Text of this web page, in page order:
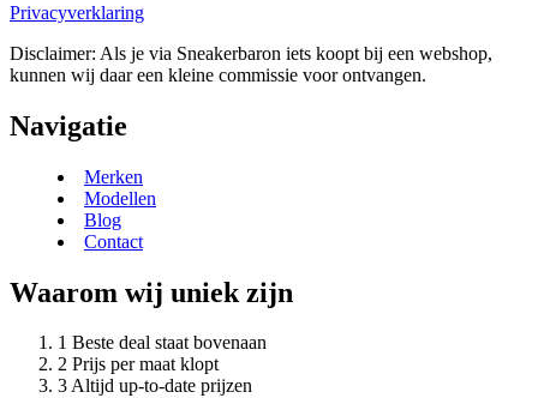
Privacyverklaring
Disclaimer: Als je via Sneakerbaron iets koopt bij een webshop,
kunnen wij daar een kleine commissie voor ontvangen.
Navigatie
Merken
Modellen
Blog
Contact
Waarom wij uniek zijn
Beste deal staat bovenaan
Prijs per maat klopt
Altijd up-to-date prijzen